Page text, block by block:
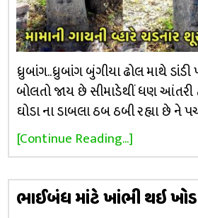
ધ્રુબાંગ..ધ્રુબાંગ બુંગીયા ઢોલ માથે ડાંડી
બોલતો જાય છે સીમાડેથીં ધણ આંતરી
ઘોડા ના ડાબલા ઠબ ઠબી રહ્યા છે ને
[Continue Reading...]
ભાઈબંધ માંટે ખાંભી થઇ